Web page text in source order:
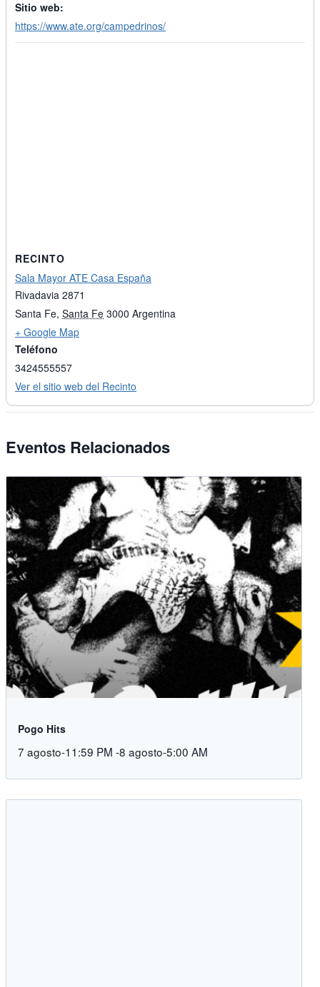
Sitio web:
https://www.ate.org/campedrinos/
RECINTO
Sala Mayor ATE Casa España
Rivadavia 2871
Santa Fe, Santa Fe 3000 Argentina
+ Google Map
Teléfono
3424555557
Ver el sitio web del Recinto
Eventos Relacionados
Pogo Hits
7 agosto-11:59 PM -8 agosto-5:00 AM